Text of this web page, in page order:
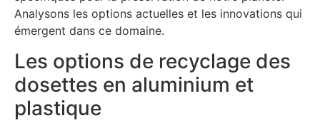
Analysons les options actuelles et les innovations qui
émergent dans ce domaine.
Les options de recyclage des
dosettes en aluminium et
plastique